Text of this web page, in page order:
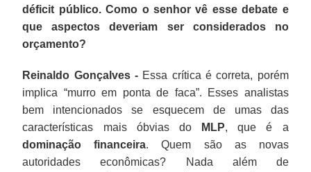
déficit público. Como o senhor vê esse debate e
que aspectos deveriam ser considerados no
orçamento?
Reinaldo Gonçalves - Essa crítica é correta, porém
implica “murro em ponta de faca”. Esses analistas
bem intencionados se esquecem de umas das
características mais óbvias do
MLP, que é a
dominação financeira. Quem são as novas
autoridades econômicas? Nada além de